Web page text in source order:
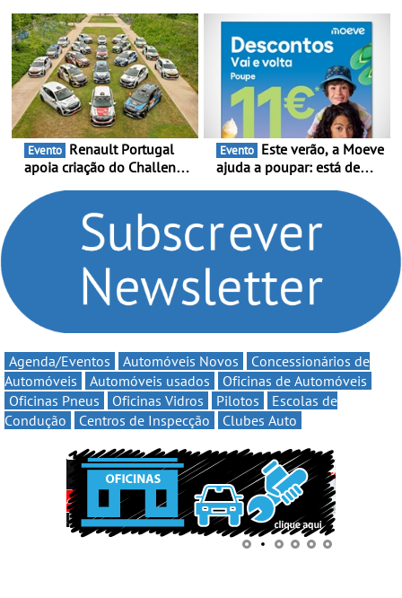
presença nacional ao lado
da mítica prova de ciclismo
e leva a sua gama SUV
multi-energia às estradas
de Portugal
Portugal Karting e mira boa
estreia - O Campeonato
Portugal Karting 2026
decorre entre 1 de Março e
6 de Setembro
Evento
apoia criação do Challenge
compromisso com o
automobilismo nacional
continua em 2026
Evento
ajuda a poupar: está de
Volta” com descontos de
Agenda/Eventos Automóveis Novos
Concessionários de
Automóveis
Automóveis usados
Oficinas de Automóveis
Oficinas Pneus
Oficinas Vidros Pilotos
Escolas de
Condução
Centros de Inspecção Clubes Auto